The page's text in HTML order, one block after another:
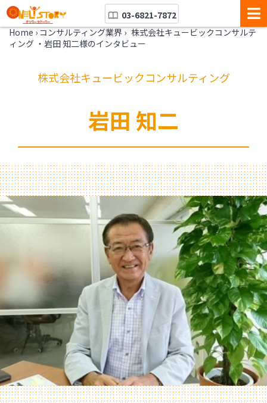
03-6821-7872
Home › コンサルティング業界 › 株式会社キュービックコンサルテ
ィング ・岩田 知二様のインタビュー
株式会社キュービックコンサルティング
岩田 知二